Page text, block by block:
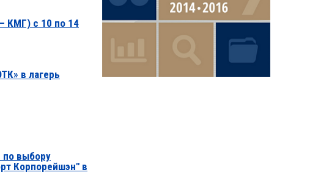
КМГ) с 10 по 14
в лагерь
по выбору
Корпорейшэн" в